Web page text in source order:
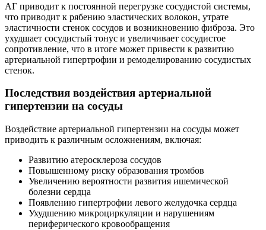
АГ приводит к постоянной перегрузке сосудистой системы,
что приводит к рябению эластических волокон, утрате
эластичности стенок сосудов и возникновению фиброза. Это
ухудшает сосудистый тонус и увеличивает сосудистое
сопротивление, что в итоге может привести к развитию
артериальной гипертрофии и ремоделированию сосудистых
стенок.
Последствия воздействия артериальной
гипертензии на сосуды
Воздействие артериальной гипертензии на сосуды может
приводить к различным осложнениям, включая:
Развитию атеросклероза сосудов
Повышенному риску образования тромбов
Увеличению вероятности развития ишемической
болезни сердца
Появлению гипертрофии левого желудочка сердца
Ухудшению микроциркуляции и нарушениям
периферического кровообращения